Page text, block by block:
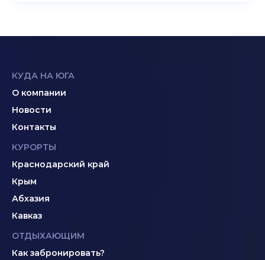
КУДА НА ЮГА
О компании
Новости
Контакты
КУРОРТЫ
Краснодарский край
Крым
Абхазия
Кавказ
ОТДЫХАЮЩИМ
Как забронировать?